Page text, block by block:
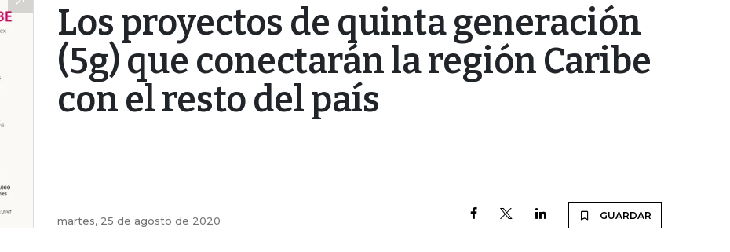
Los proyectos de quinta generación
(5g) que conectarán la región Caribe
con el resto del país
martes, 25 de agosto de 2020 GUARDAR